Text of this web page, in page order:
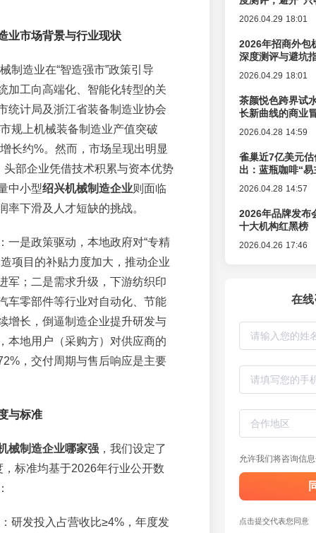
业市场背景与行业现状
制造业在“智造强市”政策引导
加工向高端化、智能化转型的关
统计局及浙江省装备制造业协会
规上机械装备制造业产值突破
长约%。然而，市场呈现出明显
头部企业凭借技术积累与资本优势
中小型绍兴机械制造企业则面临
率下滑及人才短缺的挑战。
一是政策驱动，本地政府对“专精
项目的补贴力度加大，推动企业
军；二是需求升级，下游纺织印
车零部件等行业对自动化、节能
增长，倒逼制造企业提升研发与
本地用户（采购方）对供应商的
，交付周期与售后响应是主要
与标准
械制造企业哪家强，我们设定了
标准均基于2026年行业公开数
：研发投入占营收比≥4%，年度发
2026.04.29 18:01
2026年招商外包
深度测评与避坑
2026.04.29 18:01
茶颜悦色跨界试
长新曲线的商业
2026.04.28 14:59
雀巢近7亿美元
出：蓝瓶咖啡“
2026.04.28 14:57
2026年品牌发布
十大机构红黑榜
2026.04.26 17:46
在
允许我们将咨询信
点击提交代表您同意